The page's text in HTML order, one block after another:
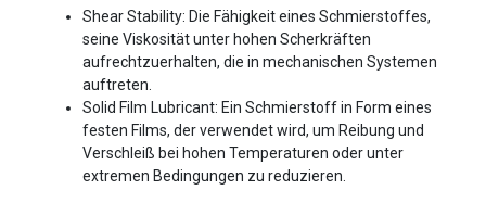
Shear Stability: Die Fähigkeit eines Schmierstoffes,
seine Viskosität unter hohen Scherkräften
aufrechtzuerhalten, die in mechanischen Systemen
auftreten.
Solid Film Lubricant: Ein Schmierstoff in Form eines
festen Films, der verwendet wird, um Reibung und
Verschleiß bei hohen Temperaturen oder unter
extremen Bedingungen zu reduzieren.